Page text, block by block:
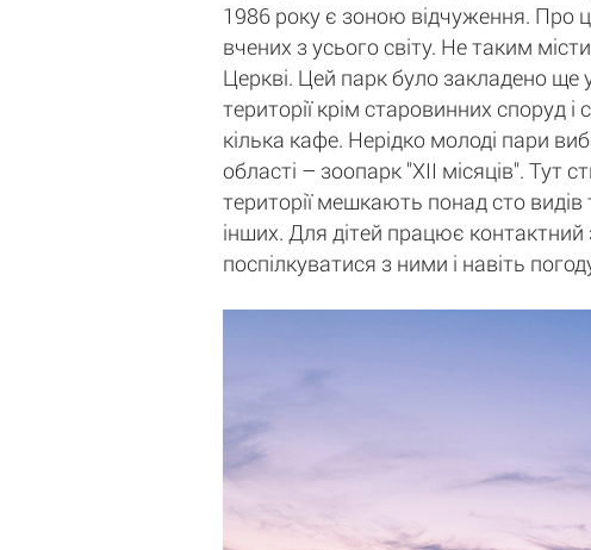
1986 року є зоною відчуження. Про
вчених з усього світу. Не таким
Церкві. Цей парк було закладено ще
території крім старовинних споруд
кілька кафе. Нерідко молоді пари
області – зоопарк "ХII місяців". Тут
території мешкають понад сто видів
інших. Для дітей працює
поспілкуватися з ними і навіть